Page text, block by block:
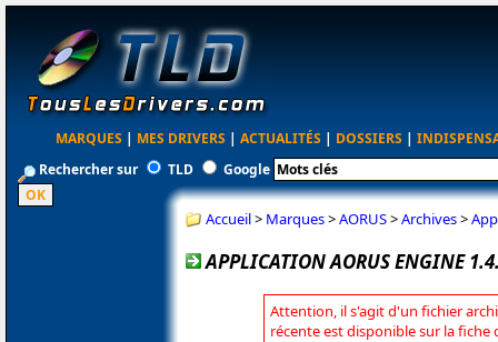
MARQUES | MES DRIVERS | ACTUALITÉS | DOSSIERS |
Rechercher sur
TLD Google
Accueil> Marques>AORUS>Archives>
APPLICATION AORUS ENGINE
Attention, il s'agit d'un fichier
récente est disponible sur la fiche